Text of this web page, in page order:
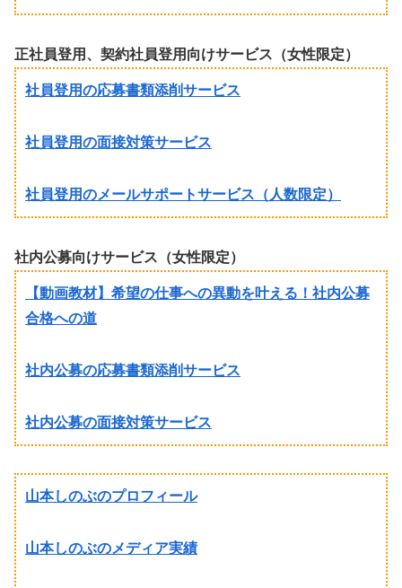
正社員登用、契約社員登用向けサービス（女性限定）
社員登用の応募書類添削サービス
社員登用の面接対策サービス
社員登用のメールサポートサービス（人数限定）
社内公募向けサービス（女性限定）
【動画教材】希望の仕事への異動を叶える！社内公募
合格への道
社内公募の応募書類添削サービス
社内公募の面接対策サービス
山本しのぶのプロフィール
山本しのぶのメディア実績